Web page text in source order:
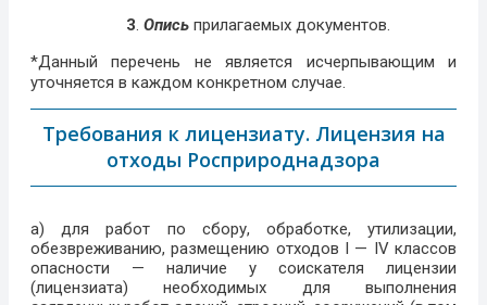
3. Опись прилагаемых документов.
*Данный перечень не является исчерпывающим и
уточняется в каждом конкретном случае.
Требования к лицензиату. Лицензия на
отходы Росприроднадзора
а) для работ по сбору, обработке, утилизации,
обезвреживанию, размещению отходов I — IV классов
опасности — наличие у соискателя лицензии
(лицензиата) необходимых для выполнения